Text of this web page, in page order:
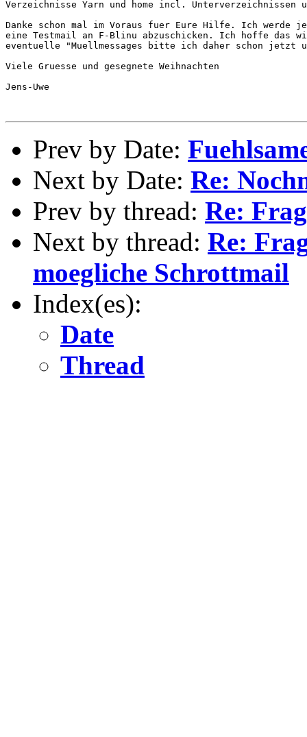
Verzeichnisse Yarn und home incl. Unterverzeichnissen
Danke schon mal im Voraus fuer Eure Hilfe. Ich werde
eine Testmail an F-Blinu abzuschicken. Ich hoffe das
eventuelle "Muellmessages bitte ich daher schon jetzt
Viele Gruesse und gesegnete Weihnachten
Jens-Uwe
Prev by Date:
Next by Date: Re:
Prev by thread: Re:
Next by thread: Re:
moegliche Schrottmail
Index(es):
Date
Thread